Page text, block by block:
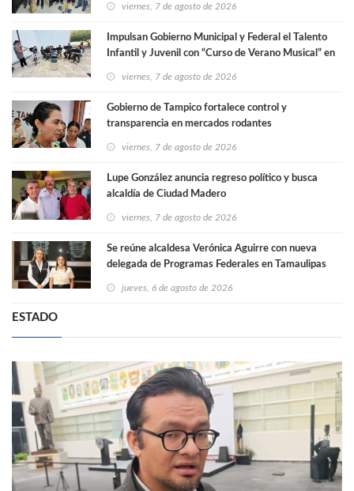
viernes, 7 de agosto de 2026
Impulsan Gobierno Municipal y Federal el Talento
Infantil y Juvenil con “Curso de Verano Musical” en
viernes, 7 de agosto de 2026
Gobierno de Tampico fortalece control y
transparencia en mercados rodantes
viernes, 7 de agosto de 2026
Lupe González anuncia regreso político y busca
alcaldía de Ciudad Madero
viernes, 7 de agosto de 2026
Se reúne alcaldesa Verónica Aguirre con nueva
delegada de Programas Federales en Tamaulipas
jueves, 6 de agosto de 2026
ESTADO